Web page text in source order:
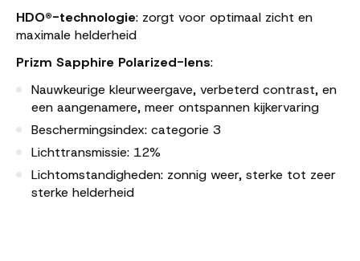
HDO®-technologie: zorgt voor optimaal zicht en
maximale helderheid
Prizm Sapphire Polarized-lens:
Nauwkeurige kleurweergave, verbeterd contrast, en
een aangenamere, meer ontspannen kijkervaring
Beschermingsindex: categorie 3
Lichttransmissie: 12%
Lichtomstandigheden: zonnig weer, sterke tot zeer
sterke helderheid